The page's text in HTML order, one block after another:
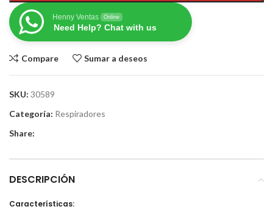
Henny Ventas Online
Need Help? Chat with us
Compare Sumar a deseos
SKU: 30589
Categoría: Respiradores
Share:
DESCRIPCIÓN
Características: